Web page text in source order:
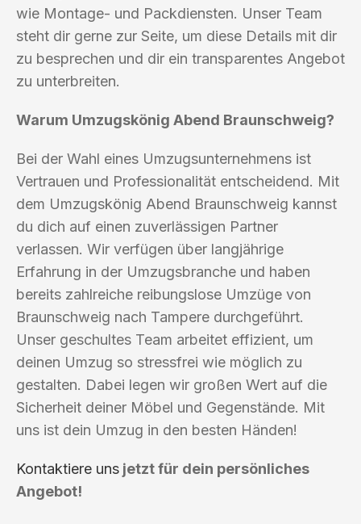
wie Montage- und Packdiensten. Unser Team
steht dir gerne zur Seite, um diese Details mit dir
zu besprechen und dir ein transparentes Angebot
zu unterbreiten.
Warum Umzugskönig Abend Braunschweig?
Bei der Wahl eines Umzugsunternehmens ist
Vertrauen und Professionalität entscheidend. Mit
dem Umzugskönig Abend Braunschweig kannst
du dich auf einen zuverlässigen Partner
verlassen. Wir verfügen über langjährige
Erfahrung in der Umzugsbranche und haben
bereits zahlreiche reibungslose Umzüge von
Braunschweig nach Tampere durchgeführt.
Unser geschultes Team arbeitet effizient, um
deinen Umzug so stressfrei wie möglich zu
gestalten. Dabei legen wir großen Wert auf die
Sicherheit deiner Möbel und Gegenstände. Mit
uns ist dein Umzug in den besten Händen!
Kontaktiere uns jetzt für dein persönliches
Angebot!